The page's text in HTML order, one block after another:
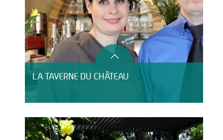
LA TAVERNE DU CHÂTEAU